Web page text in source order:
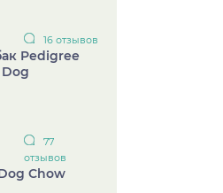
16 отзывов
Pedigree
77
отзывов
Chow